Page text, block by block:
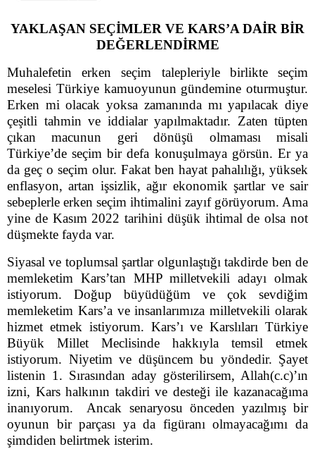
YAKLAŞAN SEÇİMLER VE KARS’A DAİR BİR
DEĞERLENDİRME
Muhalefetin erken seçim talepleriyle birlikte seçim
meselesi Türkiye kamuoyunun gündemine oturmuştur.
Erken mi olacak yoksa zamanında mı yapılacak diye
çeşitli tahmin ve iddialar yapılmaktadır. Zaten tüpten
çıkan macunun geri dönüşü olmaması misali
Türkiye’de seçim bir defa konuşulmaya görsün. Er ya
da geç o seçim olur. Fakat ben hayat pahalılığı, yüksek
enflasyon, artan işsizlik, ağır ekonomik şartlar ve sair
sebeplerle erken seçim ihtimalini zayıf görüyorum. Ama
yine de Kasım 2022 tarihini düşük ihtimal de olsa not
düşmekte fayda var.
Siyasal ve toplumsal şartlar olgunlaştığı takdirde ben de
memleketim Kars’tan MHP milletvekili adayı olmak
istiyorum. Doğup büyüdüğüm ve çok sevdiğim
memleketim Kars’a ve insanlarımıza milletvekili olarak
hizmet etmek istiyorum. Kars’ı ve Karslıları Türkiye
Büyük Millet Meclisinde hakkıyla temsil etmek
istiyorum. Niyetim ve düşüncem bu yöndedir. Şayet
listenin 1. Sırasından aday gösterilirsem, Allah(c.c)’ın
izni, Kars halkının takdiri ve desteği ile kazanacağıma
inanıyorum. Ancak senaryosu önceden yazılmış bir
oyunun bir parçası ya da figüranı olmayacağımı da
şimdiden belirtmek isterim.